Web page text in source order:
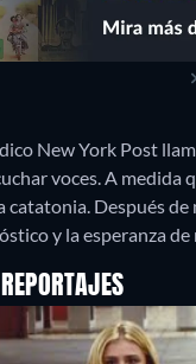
New York Post
voces. A medida
catatonia. Después
y la esperanza